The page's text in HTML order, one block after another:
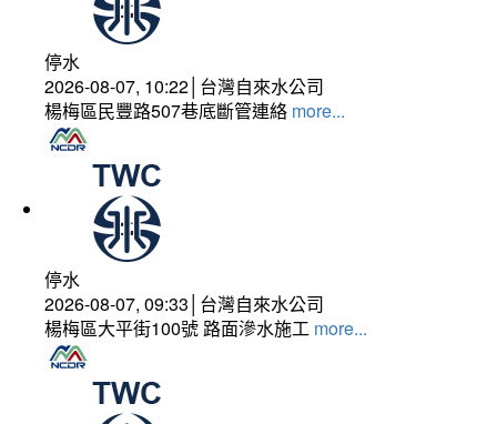
停水
2026-08-07, 10:22│台灣自來水公司
楊梅區民豐路507巷底斷管連絡 more...
停水
2026-08-07, 09:33│台灣自來水公司
楊梅區大平街100號 路面滲水施工 more...